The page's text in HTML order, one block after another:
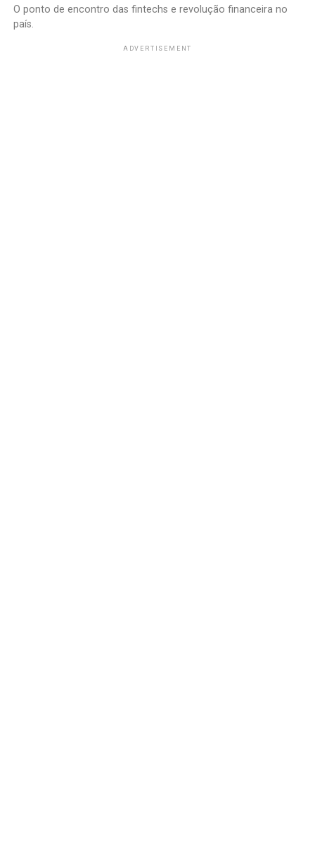
O ponto de encontro das fintechs e revolução financeira no
país.
ADVERTISEMENT